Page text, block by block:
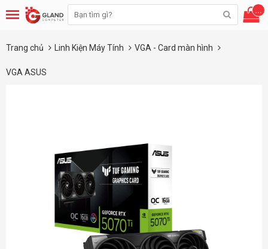
...
Trang chủ Linh Kiện Máy Tính VGA - Card màn hình
VGA ASUS